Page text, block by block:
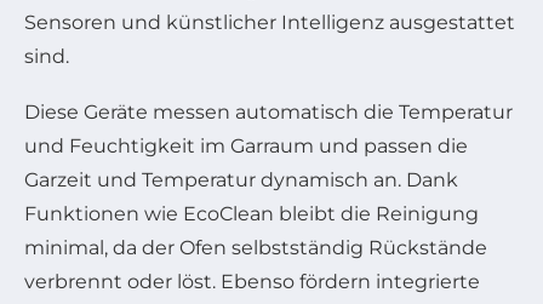
Sensoren und künstlicher Intelligenz ausgestattet
sind.
Diese Geräte messen automatisch die Temperatur
und Feuchtigkeit im Garraum und passen die
Garzeit und Temperatur dynamisch an. Dank
Funktionen wie EcoClean bleibt die Reinigung
minimal, da der Ofen selbstständig Rückstände
verbrennt oder löst. Ebenso fördern integrierte